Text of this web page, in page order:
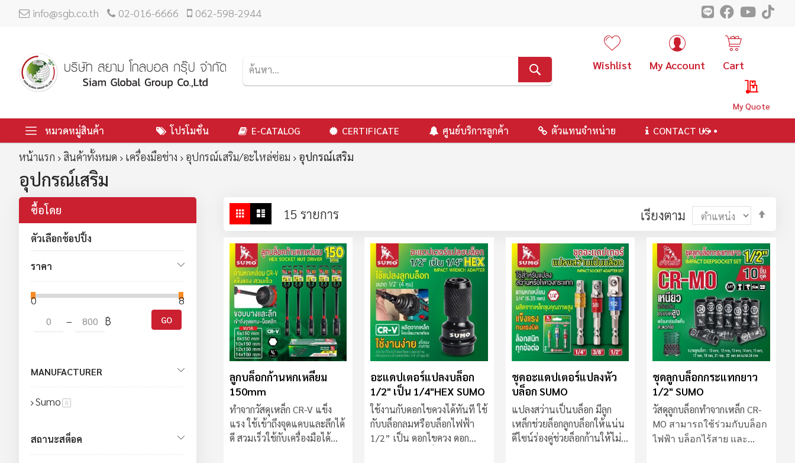
info@sgb.co.th 02-016-6666 062-598-2944
My Quote
Wishlist My Account Cart
หมวดหมู่สินค้า โปรโมชั่น E-CATALOG CERTIFICATE ศูนย์บริการลูกค้า ตัวแทนจำหน่าย CONTACT US
หน้าแรก สินค้าทั้งหมด เครื่องมือช่าง อุปกรณ์เสริม/อะไหล่ซ่อม อุปกรณ์เสริม
อุปกรณ์เสริม
ใน
มุม
มอง
ตาราง รายการ
15 รายการ เรียงตาม
ตาม
ลูกบล็อกก้านหกเหลี่ยม
150mm
ทำจากวัสดุเหล็ก CR-Vแข็ง
แรง ใช้เข้าถึงจุดแคบและลึกได้
ดี สวมเร็วใช้กับเครื่องมือได้
อะแดปเตอร์แปลงบล็อก
1/2" เป็น 1/4"HEX SUMO
ใช้งานกับดอกไขควงได้ทันที ใช้
กับบล็อกลมหรือบล็อกไฟฟ้า
1/2” เป็น ดอกไขควง ดอก
ชุดอะแดปเตอร์แปลงหัว
บล็อก SUMO
แปลงสว่านเป็นบล็อก มีลูก
เหล็กช่วยล็อกลูกบล็อกให้แน่น
ดีไซน์ร่องคู่ช่วยล็อกก้านให้ไม่
ชุดลูกบล็อกกระแทกยาว
1/2" SUMO
วัสดุลูกบล็อกทำจากเหล็ก CR-
MO สามารถใช้ร่วมกับบล็อก
ไฟฟ้า บล็อกไร้สาย และ
ซื้อโดย
ตัวเลือกช้อปปิ้ง
ราคา
0
800
–
฿ GO
MANUFACTURER
Sumo 6สินค้า
สถานะสต็อค